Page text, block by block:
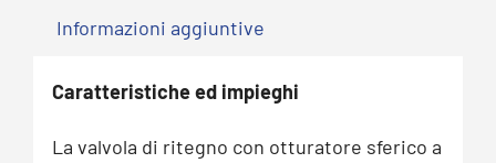
Informazioni aggiuntive
Caratteristiche ed impieghi
La valvola di ritegno con otturatore sferico a